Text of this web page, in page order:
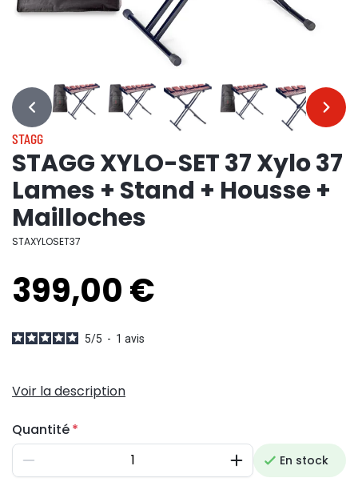
… …
STAGG
STAGG XYLO-SET 37 Xylo 37
Lames + Stand + Housse +
Mailloches
STAXYLOSET37
399,00 €
5/5 - 1 avis
Voir la description
Quantité
Diminuer AugmenterEn stock